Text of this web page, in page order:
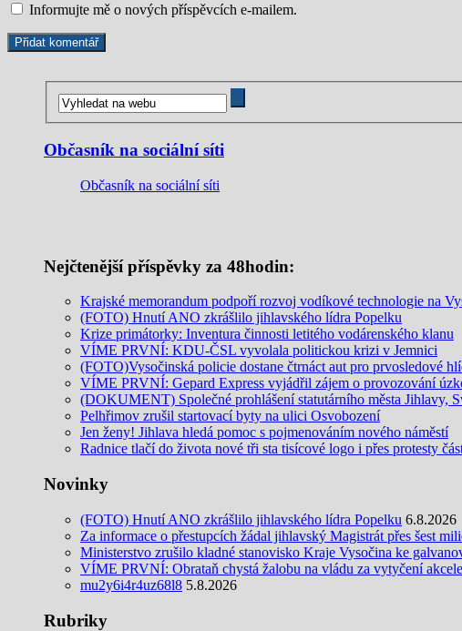
Informujte mě o nových příspěvcích e-mailem.
Občasník na sociální síti
Občasník na sociální síti
Nejčtenější příspěvky za 48hodin:
Krajské memorandum podpoří rozvoj vodíkové technologie na
(FOTO) Hnutí ANO zkrášlilo jihlavského lídra Popelku
Krize primátorky: Inventura činnosti letitého vodárenského klanu
VÍME PRVNÍ: KDU-ČSL vyvolala politickou krizi v Jemnici
(FOTO)Vysočinská policie dostane čtrnáct aut pro prvosledové
VÍME PRVNÍ: Gepard Express vyjádřil zájem o provozování
(DOKUMENT) Společné prohlášení statutárního města Jihlavy,
Pelhřimov zrušil startovací byty na ulici Osvobození
Jen ženy! Jihlava hledá pomoc s pojmenováním nového náměstí
Radnice tlačí do života nové tři sta tisícové logo i přes protesty
Novinky
(FOTO) Hnutí ANO zkrášlilo jihlavského lídra Popelku 6.8.2026
Za informace o přestupcích žádal jihlavský Magistrát přes šest
Ministerstvo zrušilo kladné stanovisko Kraje Vysočina ke
VÍME PRVNÍ: Obrataň chystá žalobu na vládu za vytyčení
mu2y6i4r4uz68l8 5.8.2026
Rubriky